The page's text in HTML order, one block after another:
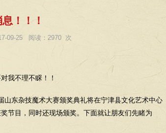
！！！
09-25 阅读：2970 次
我不理不睬！！
山东杂技魔术大赛颁奖典礼将在宁津县文化艺术中心
节目，同时还现场颁奖。下面就让朋友们先睹为